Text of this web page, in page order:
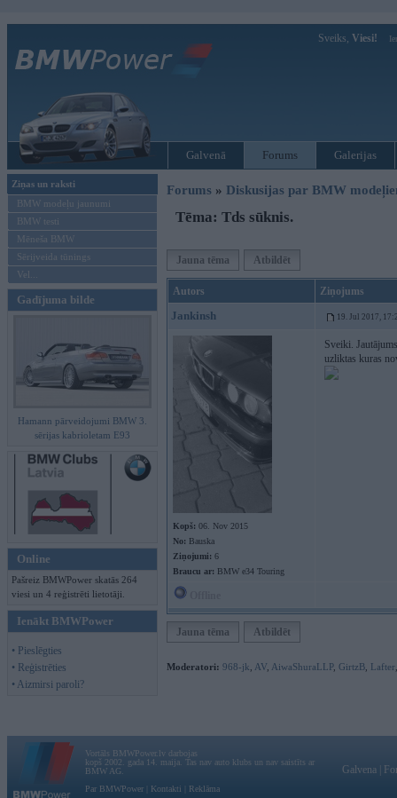
Sveiks, Viesi!
Galvenā Forums Galerijas
Ziņas un raksti
BMW modeļu jaunumi
BMW testi
Mēneša BMW
Sērijveida tūnings
Vel...
Gadījuma bilde
Hamann pārveidojumi BMW 3.
sērijas kabrioletam E93
Online
Pašreiz BMWPower skatās 264
viesi un 4 reģistrēti lietotāji.
Ienākt BMWPower
• Pieslēgties
• Reģistrēties
• Aizmirsi paroli?
Forums » Diskusijas par BMW
Tēma: Tds sūknis.
Jauna tēma Atbildēt
Autors Ziņojums
Jankinsh 19. Jul 2017,
Kopš: 06. Nov 2015
No: Bauska
Ziņojumi: 6
Braucu ar: BMW e34 Touring
Sveiki.
uzliktas kuras
Jauna tēma Atbildēt
Moderatori: 968-jk AV AiwaShuraLLP, GirtzB Lafter
Vortāls BMWPower.lv darbojas
kopš 2002. gada 14. maija. Tas nav auto klubs un nav saistīts ar
BMW AG.
Par BMWPower
Kontakti Reklāma
Galvena